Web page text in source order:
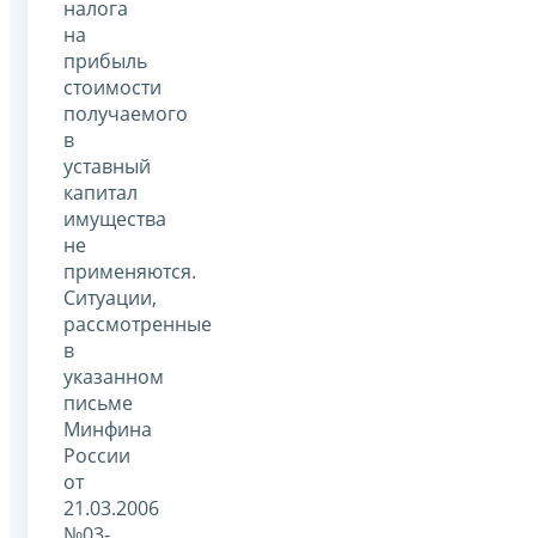
налога
на
прибыль
стоимости
получаемого
в
уставный
капитал
имущества
не
применяются.
Ситуации,
рассмотренные
в
указанном
письме
Минфина
России
от
21.03.2006